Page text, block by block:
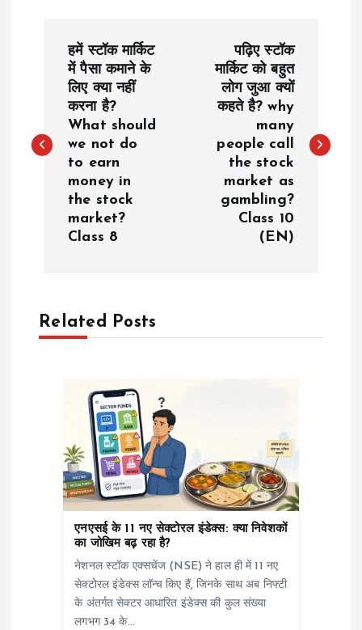
t
हमें स्टॉक मार्किट
में पैसा कमाने के
लिए क्या नहीं
करना है?
What should
we not do
to earn
money in
the stock
market?
Class 8
पढ़िए स्टॉक
मार्किट को बहुत
लोग जुआ क्यों
कहते है? why
many
people call
the stock
market as
gambling?
Class 10
(EN)
Related Posts
एनएसई के 11 नए सेक्टोरल इंडेक्स: क्या निवेशकों
का जोखिम बढ़ रहा है?
नेशनल स्टॉक एक्सचेंज (NSE) ने हाल ही में 11 नए
सेक्टोरल इंडेक्स लॉन्च किए हैं, जिनके साथ अब निफ्टी
के अंतर्गत सेक्टर आधारित इंडेक्स की कुल संख्या
लगभग 34 के…